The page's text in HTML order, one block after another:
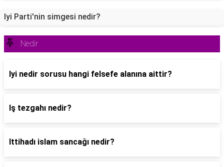
Iyi Parti'nin simgesi nedir?
Nedir
Iyi nedir sorusu hangi felsefe alanına aittir?
Iş tezgahı nedir?
Ittihadı islam sancağı nedir?